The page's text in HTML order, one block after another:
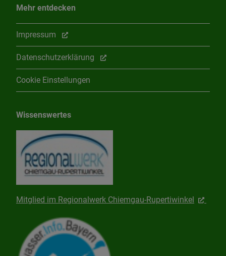
Mehr entdecken
Impressum
Datenschutzerklärung
Cookie Einstellungen
Wissenswertes
Mitglied im Regionalwerk Chiemgau-Rupertiwinkel